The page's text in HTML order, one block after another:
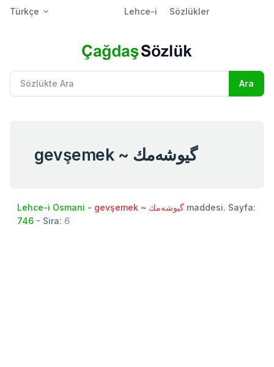
Türkçe Lehce-i Sözlükler
gevşemek ~ گیوشه‌مك
Lehce-i Osmani - gevşemek ~ گیوشه‌مك maddesi. Sayfa:
746 - Sira: 6